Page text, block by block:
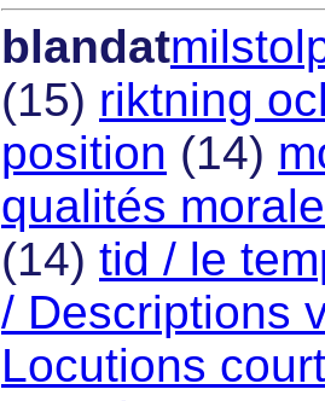
blandat
(15) riktning
position (14)
qualités
(14) tid / le
/ Descriptions
Locutions